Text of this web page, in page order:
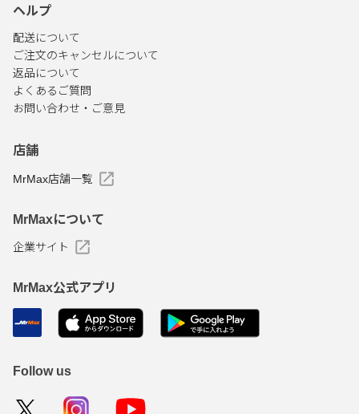
ヘルプ
配送について
ご注文のキャンセルについて
返品について
よくあるご質問
お問い合わせ・ご意見
店舗
MrMax店舗一覧
MrMaxについて
企業サイト
MrMax公式アプリ
Follow us